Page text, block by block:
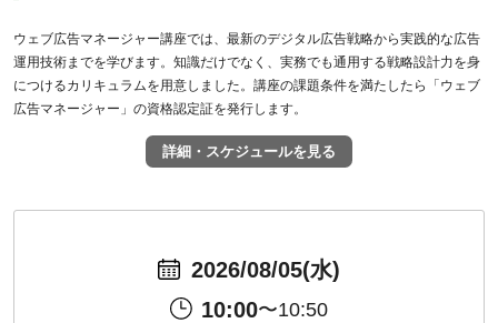
ウェブ広告マネージャー講座では、最新のデジタル広告戦略から実践的な広告
運用技術までを学びます。知識だけでなく、実務でも通用する戦略設計力を身
につけるカリキュラムを用意しました。講座の課題条件を満たしたら「ウェブ
広告マネージャー」の資格認定証を発行します。
詳細・スケジュールを見る
2026/08/05(水)
10:00〜10:50